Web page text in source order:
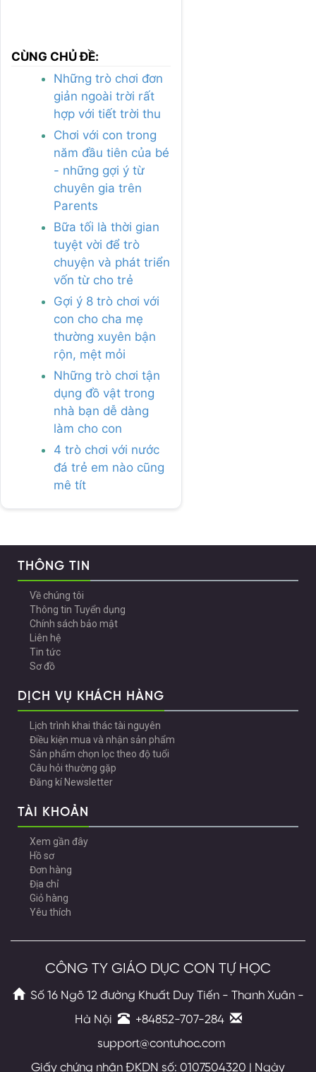
CÙNG CHỦ ĐỀ:
Những trò chơi đơn
giản ngoài trời rất
hợp với tiết trời thu
Chơi với con trong
năm đầu tiên của bé
- những gợi ý từ
chuyên gia trên
Parents
Bữa tối là thời gian
tuyệt vời để trò
chuyện và phát triển
vốn từ cho trẻ
Gợi ý 8 trò chơi với
con cho cha mẹ
thường xuyên bận
rộn, mệt mỏi
Những trò chơi tận
dụng đồ vật trong
nhà bạn dễ dàng
làm cho con
4 trò chơi với nước
đá trẻ em nào cũng
mê tít
THÔNG TIN
Về chúng tôi
Thông tin Tuyển dụng
Chính sách bảo mật
Liên hệ
Tin tức
Sơ đồ
DỊCH VỤ KHÁCH HÀNG
Lịch trình khai thác tài nguyên
Điều kiện mua và nhận sản phẩm
Sản phẩm chọn lọc theo độ tuổi
Câu hỏi thường gặp
Đăng kí Newsletter
TÀI KHOẢN
Xem gần đây
Hồ sơ
Đơn hàng
Địa chỉ
Giỏ hàng
Yêu thích
CÔNG TY GIÁO DỤC CON TỰ HỌC
Số 16 Ngõ 12 đường Khuất Duy Tiến - Thanh Xuân -
Hà Nội
+84852-707-284
support@contuhoc.com
Giấy chứng nhận ĐKDN số: 0107504320 | Ngày